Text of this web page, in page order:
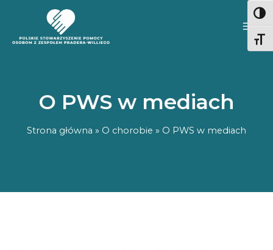
O PWS w mediach
Strona główna » O chorobie » O PWS w mediach